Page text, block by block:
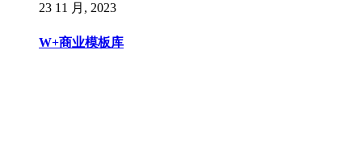
23 11 月, 2023
W+商业模板库